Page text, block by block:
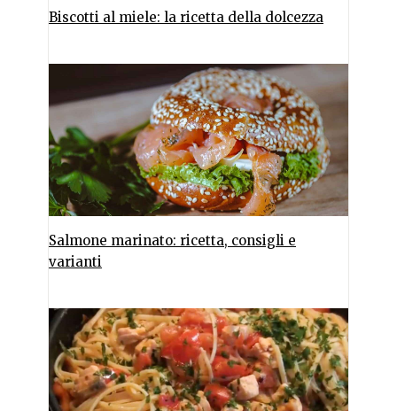
Biscotti al miele: la ricetta della dolcezza
Salmone marinato: ricetta, consigli e
varianti